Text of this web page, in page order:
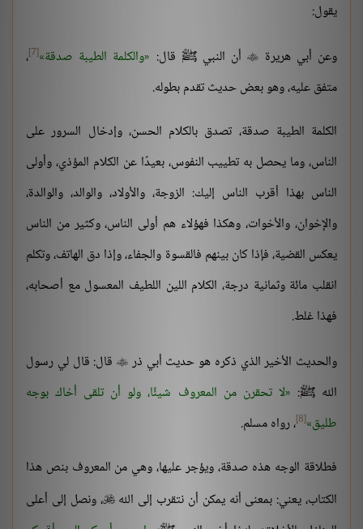
يقول:
وعن أبي هريرة أن النبي ﷺ قال: والكلمة الطيبة صدقة [7] ،
متفق عليه، وهو بعض حديث تقدم بطوله.
الكلمة الطيبة صدقة، تصدق بالكلام الحسن، وإدخال السرور على
الناس، وما يحصل به تطييب النفوس، بعيدًا عن الكلام المؤذي، وأولى
الناس بهذا أقرب الناس إليك: الزوجة، والأولاد، والوالد، والوالدة،
والإخوان، والأخوات، وهكذا فهؤلاء هم أولى الناس، وكثير من الناس
يعكس القضية، فإذا كان بينهم فالقسوة والجفاء، وإذا دق الهاتف، وتكلم
انقلب مائة وثمانية درجة، الكلام اللين اللطيف المعسول مع أصحابه،
فهذا غلط.
والحديث الأخير الذي ذكره هو حديث أبي ذر  قال: قال لي رسول
الله ﷺ: لا تحقرن من المعروف شيئًا، ولو أن تلقى أخاك بوجه
طليق [8] ، رواه مسلم.
فطلاقة الوجه هذه صدقة، ويؤجر عليها، وهي من المعروف بنص هذا
الكتاب، يعني: بمعنى أنه يمكن أن نتقرب إلى الله، ونصل إلى أعلى